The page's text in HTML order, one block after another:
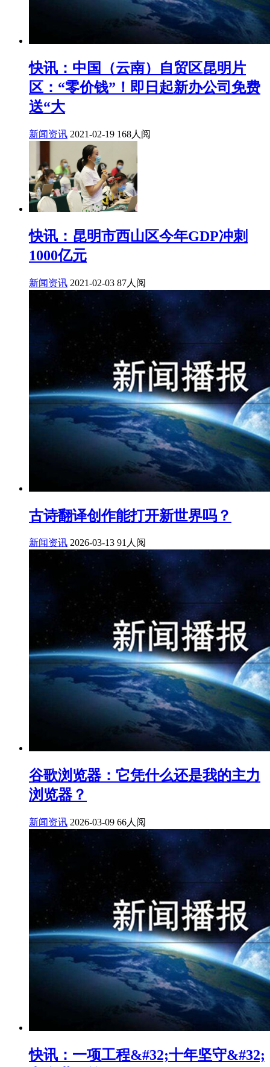
快讯：中国（云南）自贸区昆明片
区：“零价钱”！即日起新办公司免费
送“大
新闻资讯 2021-02-19 168人阅
快讯：昆明市西山区今年GDP冲刺
1000亿元
新闻资讯 2021-02-03 87人阅
古诗翻译创作能打开新世界吗？
新闻资讯 2026-03-13 91人阅
谷歌浏览器：它凭什么还是我的主力
浏览器？
新闻资讯 2026-03-09 66人阅
快讯：一项工程&#32;十年坚守&#32;